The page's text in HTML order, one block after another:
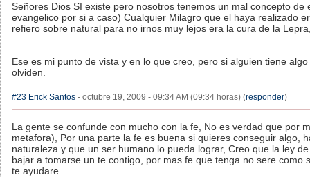
Señores Dios SI existe pero nosotros tenemos un mal concepto
evangelico por si a caso) Cualquier Milagro que el haya realizado
refiero sobre natural para no irnos muy lejos era la cura de la
Ese es mi punto de vista y en lo que creo, pero si alguien tiene
olviden.
#23 Erick Santos - octubre 19, 2009 - 09:34 AM (09:34 horas) (responder)
La gente se confunde con mucho con la fe, No es verdad que por
metafora), Por una parte la fe es buena si quieres conseguir algo,
naturaleza y que un ser humano lo pueda lograr, Creo que la ley
bajar a tomarse un te contigo, por mas fe que tenga no sere
te ayudare.